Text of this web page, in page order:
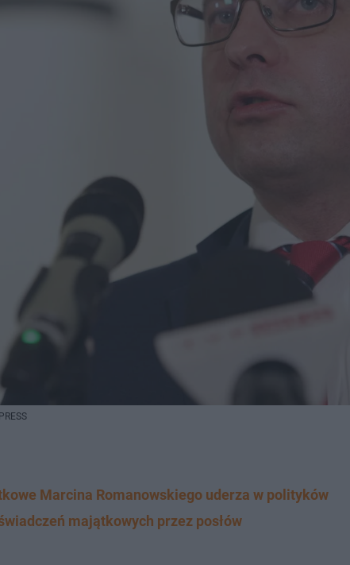
Marcina Romanowskiego uderza w polityków
majątkowych przez posłów